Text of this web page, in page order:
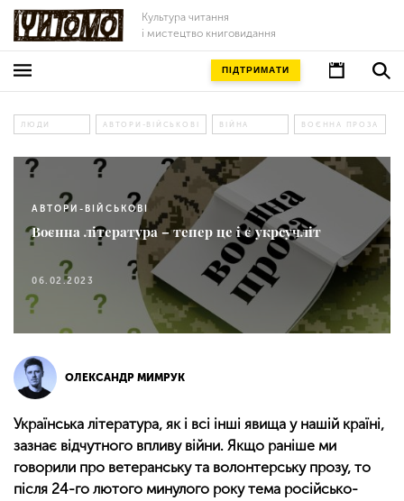
Культура читання
і мистецтво книговидання
ПІДТРИМАТИ
ЛЮДИ АВТОРИ-ВІЙСЬКОВІ ВІЙНА ВОЄННА ПРОЗА
АВТОРИ-ВІЙСЬКОВІ
Воєнна література – тепер це і є укрсучліт
06.02.2023
ОЛЕКСАНДР МИМРУК
Українська література, як і всі інші явища у нашій країні,
зазнає відчутного впливу війни. Якщо раніше ми
говорили про ветеранську та волонтерську прозу, то
після 24-го лютого минулого року тема російсько-